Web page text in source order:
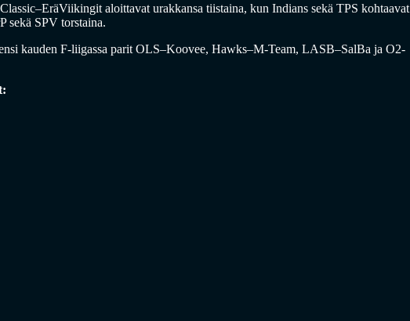
aloittavat urakkansa tiistaina, kun Indians sekä TPS kohtaavat
sekä SPV torstaina.
kauden F-liigassa parit OLS–Koovee, Hawks–M-Team, LASB–SalBa ja O2-